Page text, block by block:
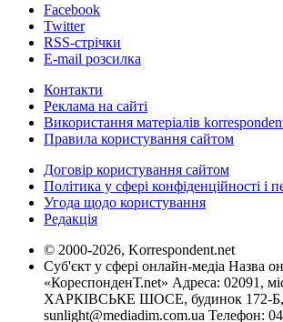
Facebook
Twitter
RSS-стрічки
E-mail розсилка
Контакти
Реклама на сайті
Використання матеріалів
Правила користування сайтом
Договір користування сайтом
Політика у сфері конфіденційності і
Угода щодо користування
Редакція
© 2000-2026, Korrespondent.net
Суб'єкт у сфері онлайн-медіа Назва
«КореспонденТ.net» Адреса: 02091,
ХАРКІВСЬКЕ ШОСЕ, будинок 172-Б,
sunlight@mediadim.com.ua Телефон: